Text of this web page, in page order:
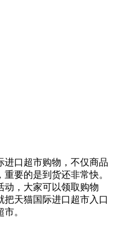
进口超市购物，不仅商品
要的是到货还非常快。
动，大家可以领取购物
把天猫国际进口超市入口
。